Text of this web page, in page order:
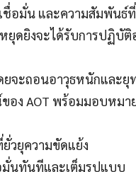
อมั่น และความสัมพันธ์
ดยิงจะได้รับการปฏิบัติ
ยจะถอนอาวุธหนักและยุ
อง AOT พร้อมมอบหม
วยุความขัดแย้ง
มั่นทันทีและเต็มรูปแบบ